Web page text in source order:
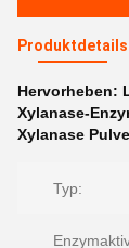
Produktdetails
Hervorheben:
Xylanase-
Xylanase
Typ: